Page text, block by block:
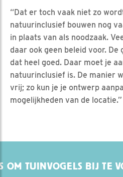
“Dat er toch vaak niet zo
natuurinclusief bouwen nog
in plaats van als noodzaak.
daar ook geen beleid voor. De
dat heel goed. Daar moet je
natuurinclusief is. De manier
vrij; zo kun je je ontwerp
mogelijkheden van de locatie.”
OM TUINVOGELS BIJ TE